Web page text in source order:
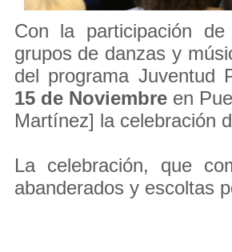
Con la participación
grupos de danzas y
del programa Juventud
15 de Noviembreen
Martínez] la celebración
La celebración, que
abanderados y escoltas